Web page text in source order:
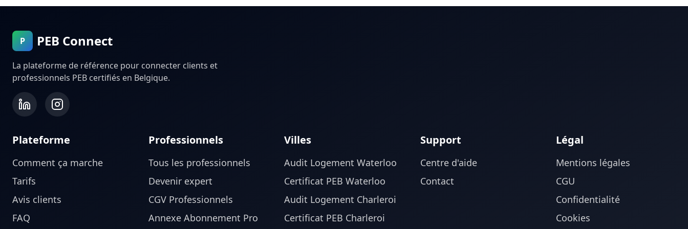
P PEB Connect
La plateforme de référence pour connecter clients et
professionnels PEB certifiés en Belgique.
Plateforme
Comment ça marche
Tarifs
Avis clients
FAQ
Professionnels
Tous les professionnels
Devenir expert
CGV Professionnels
Annexe Abonnement Pro
Villes
Audit Logement Waterloo
Certificat PEB Waterloo
Audit Logement Charleroi
Certificat PEB Charleroi
Support
Centre d'aide
Contact
Légal
Mentions légales
CGU
Confidentialité
Cookies